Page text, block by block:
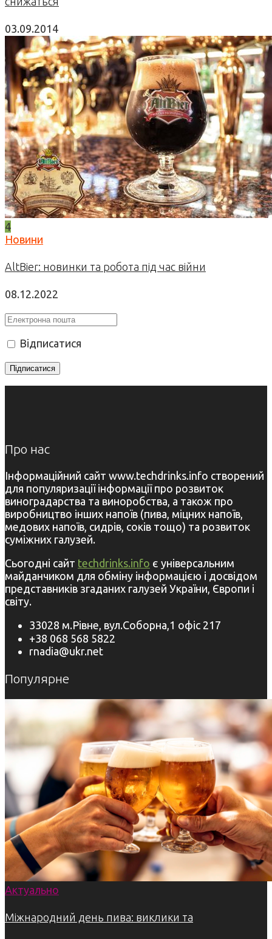
03.09.2014
4
Новини
AltBier: новинки та робота під час війни
08.12.2022
Відписатися
Про нас
Інформаційний сайт www.techdrinks.info створений
для популяризації інформації про розвиток
виноградарства та виноробства, а також про
виробництво інших напоїв (пива, міцних напоїв,
медових напоїв, сидрів, соків тощо) та розвиток
суміжних галузей.
Сьогодні сайт techdrinks.info є універсальним
майданчиком для обміну інформацією і досвідом
представників згаданих галузей України, Європи і
світу.
33028 м.Рівне, вул.Соборна,1 офіс 217
+38 068 568 5822
rnadia@ukr.net
Популярне
Актуально
Міжнародний день пива: виклики та